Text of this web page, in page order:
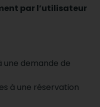
par l’utilisateur
demande de
à une réservation